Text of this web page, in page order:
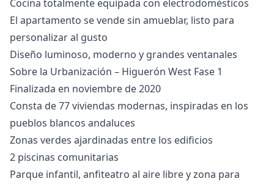
Cocina totalmente equipada con electrodomésticos
El apartamento se vende sin amueblar, listo para
personalizar al gusto
Diseño luminoso, moderno y grandes ventanales
Sobre la Urbanización – Higuerón West Fase 1
Finalizada en noviembre de 2020
Consta de 77 viviendas modernas, inspiradas en los
pueblos blancos andaluces
Zonas verdes ajardinadas entre los edificios
2 piscinas comunitarias
Parque infantil, anfiteatro al aire libre y zona para